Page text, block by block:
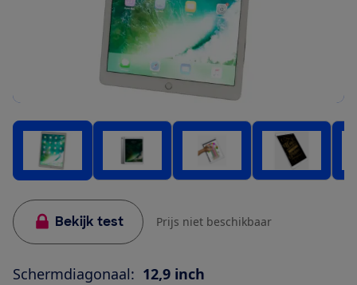
Bekijk test Prijs niet beschikbaar
Schermdiagonaal: 12,9 inch